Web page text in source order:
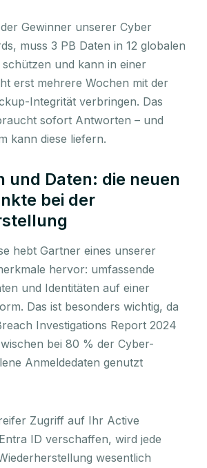
Gewinner unserer Cyber
muss 3 PB Daten in 12 globalen
und kann in einer
erst mehrere Wochen mit der
Integrität verbringen. Das
sofort Antworten – und
kann diese liefern.
und Daten: die neuen
bei der
hebt Gartner eines unserer
hervor: umfassende
und Identitäten auf einer
Das ist besonders wichtig, da
Investigations Report 2024
bei 80 % der Cyber-
Anmeldedaten genutzt
Zugriff auf Ihr Active
ID verschaffen, wird jede
wesentlich